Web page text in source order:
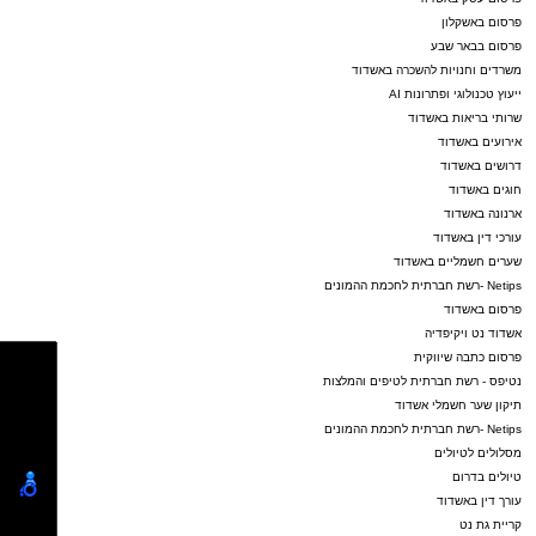
פרסום באשקלון
פרסום בבאר שבע
משרדים וחנויות להשכרה באשדוד
ייעוץ טכנולוגי ופתרונות AI
שרותי בריאות באשדוד
אירועים באשדוד
דרושים באשדוד
חוגים באשדוד
ארנונה באשדוד
עורכי דין באשדוד
שערים חשמליים באשדוד
Netips -רשת חברתית לחכמת ההמונים
פרסום באשדוד
אשדוד נט ויקיפדיה
פרסום כתבה שיווקית
נטיפס - רשת חברתית לטיפים והמלצות
תיקון שער חשמלי אשדוד
Netips -רשת חברתית לחכמת ההמונים
מסלולים לטיולים
טיולים בדרום
עורך דין באשדוד
קריית גת נט